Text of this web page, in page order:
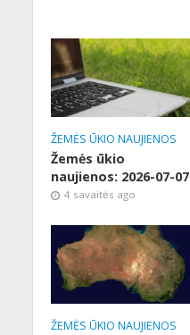
ŽEMĖS ŪKIO NAUJIENOS
Žemės ūkio
naujienos: 2026-07-07
4 savaitės ago
ŽEMĖS ŪKIO NAUJIENOS